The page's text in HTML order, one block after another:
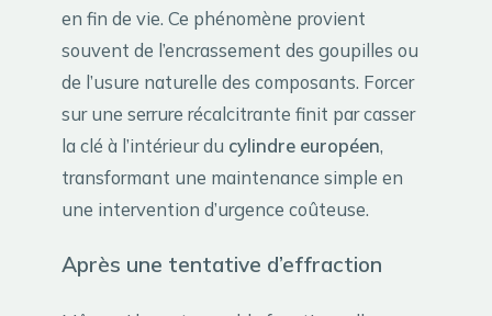
en fin de vie. Ce phénomène provient
souvent de l’encrassement des goupilles ou
de l’usure naturelle des composants. Forcer
sur une serrure récalcitrante finit par casser
la clé à l’intérieur du cylindre européen,
transformant une maintenance simple en
une intervention d’urgence coûteuse.
Après une tentative d’effraction